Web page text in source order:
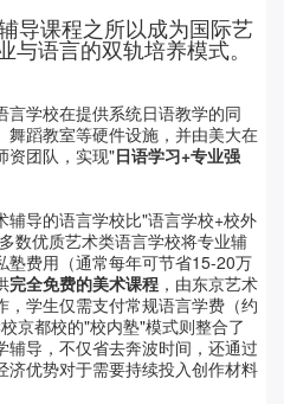
导课程之所以成为国际艺
与语言的双轨培养模式。
学校在提供系统日语教学的同
舞蹈教室等硬件设施，并由美大在
资团队，实现"日语学习+专业强
辅导的语言学校比"语言学校+校外
数优质艺术类语言学校将专业辅
塾费用（通常每年可节省15-20万
完全免费的美术课程 ，由东京艺术
，学生仅需支付常规语言学费（约
京都校的"校内塾"模式则整合了
导，不仅省去奔波时间，还通过
济优势对于需要持续投入创作材料